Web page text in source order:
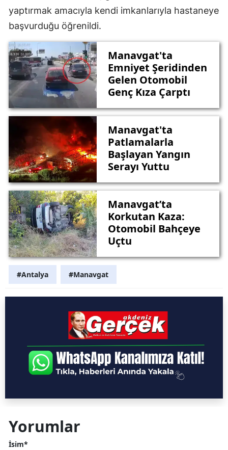
yaptırmak amacıyla kendi imkanlarıyla hastaneye
başvurduğu öğrenildi.
Manavgat'ta
Emniyet Şeridinden
Gelen Otomobil
Genç Kıza Çarptı
Manavgat'ta
Patlamalarla
Başlayan Yangın
Serayı Yuttu
Manavgat’ta
Korkutan Kaza:
Otomobil Bahçeye
Uçtu
#Antalya #Manavgat
Yorumlar
İsim*